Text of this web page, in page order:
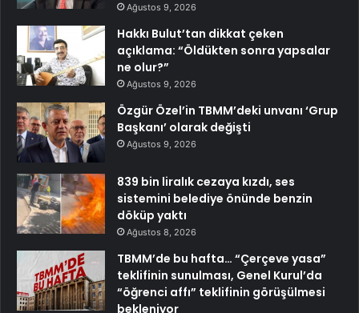
Ağustos 9, 2026
Hakkı Bulut’tan dikkat çeken
açıklama: “Öldükten sonra yapsalar
ne olur?”
Ağustos 9, 2026
Özgür Özel’in TBMM’deki unvanı ‘Grup
Başkanı’ olarak değişti
Ağustos 9, 2026
839 bin liralık cezaya kızdı, ses
sistemini belediye önünde benzin
döküp yaktı
Ağustos 8, 2026
TBMM’de bu hafta… “Çerçeve yasa”
teklifinin sunulması, Genel Kurul’da
“öğrenci affı” teklifinin görüşülmesi
bekleniyor